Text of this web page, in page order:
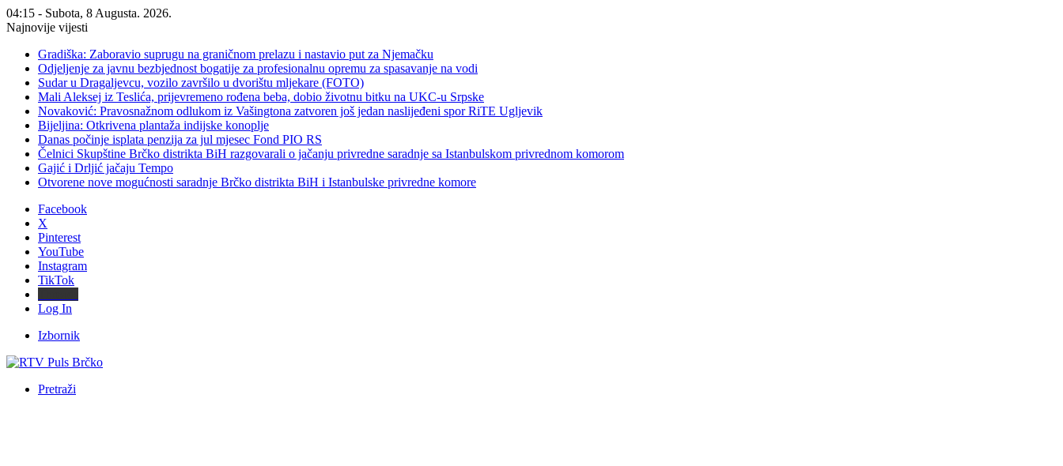
04:15 - Subota, 8 Augusta. 2026.
Najnovije vijesti
Gradiška: Zaboravio suprugu na graničnom prelazu i nastavio put za Njemačku
Odjeljenje za javnu bezbjednost bogatije za profesionalnu opremu za spasavanje na vodi
Sudar u Dragaljevcu, vozilo završilo u dvorištu mljekare (FOTO)
Mali Aleksej iz Teslića, prijevremeno rođena beba, dobio životnu bitku na UKC-u Srpske
Novaković: Pravosnažnom odlukom iz Vašingtona zatvoren još jedan naslijeđeni spor RiTE Ugljevik
Bijeljina: Otkrivena plantaža indijske konoplje
Danas počinje isplata penzija za jul mjesec Fond PIO RS
Čelnici Skupštine Brčko distrikta BiH razgovarali o jačanju privredne saradnje sa Istanbulskom privrednom komorom
Gajić i Drljić jačaju Tempo
Otvorene nove mogućnosti saradnje Brčko distrikta BiH i Istanbulske privredne komore
Facebook
X
Pinterest
YouTube
Instagram
TikTok
Log In
Izbornik
Pretraži